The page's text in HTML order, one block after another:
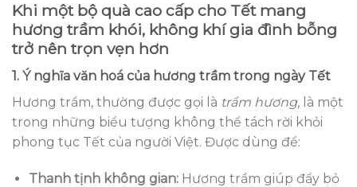
Khi một bộ quà cao cấp cho Tết mang
hương trầm khói, không khí gia đình bỗng
trở nên trọn vẹn hơn
1. Ý nghĩa văn hoá của hương trầm trong ngày Tết
Hương trầm, thường được gọi là trầm hương, là một
trong những biểu tượng không thể tách rời khỏi
phong tục Tết của người Việt. Được dùng để:
Thanh tịnh không gian:Hương trầm giúp đẩy bỏ